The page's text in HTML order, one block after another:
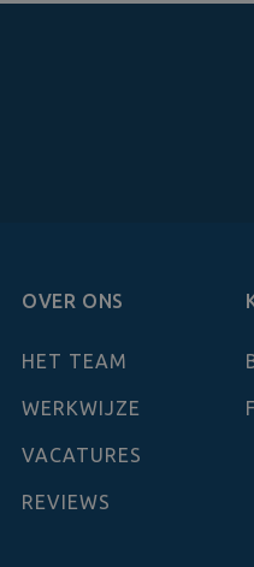
OVER ONS
HET TEAM
WERKWIJZE
VACATURES
REVIEWS